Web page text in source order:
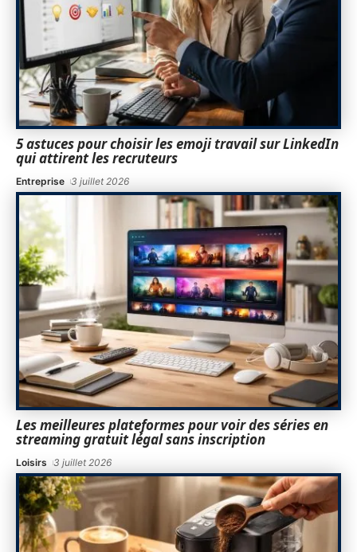
5 astuces pour choisir les emoji travail sur LinkedIn
qui attirent les recruteurs
Entreprise 3 juillet 2026
Les meilleures plateformes pour voir des séries en
streaming gratuit légal sans inscription
Loisirs 3 juillet 2026